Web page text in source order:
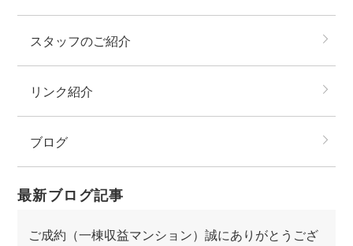
スタッフのご紹介
リンク紹介
ブログ
最新ブログ記事
ご成約（一棟収益マンション）誠にありがとうござ